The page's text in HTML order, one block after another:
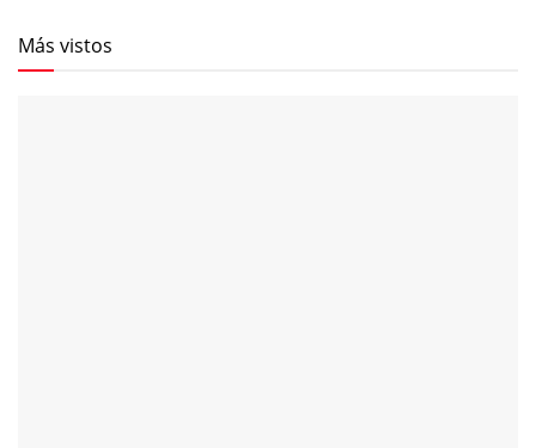
Más vistos